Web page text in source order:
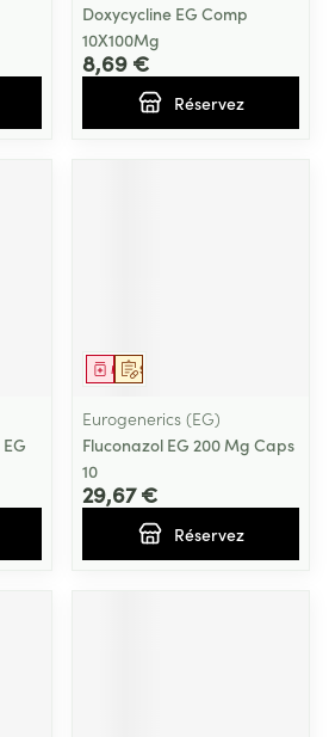
Doxycycline EG Comp
10X100Mg
8,69 €
Réservez
Sur prescription
Médicament
Eurogenerics (EG)
Fluconazol EG 200 Mg Caps
10
29,67 €
Réservez